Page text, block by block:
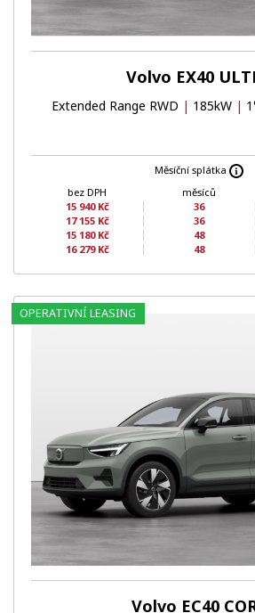
Volvo EX40
Extended Range RWD | 185kW |
Měsíční splátka
bez DPH
měsíců
15 940 Kč
36
17 155 Kč
36
15 180 Kč
48
16 279 Kč
48
Volvo EC40
OPERATIVNÍ LEASING